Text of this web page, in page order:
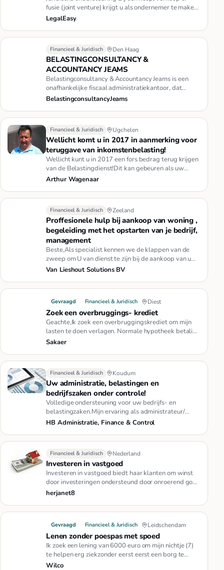
fusie (joint venture) krijgt u als ondernemer te maken
met uitdagingen…
LegalEasy
Financieel & Juridisch Den Haag
BELASTINGCONSULTANCY &
ACCOUNTANCY JEAMS
Belastingconsultancy & Accountancy Jeams is een
onafhankelijke fiscaal administratiekantoor, dat
gelooft in een persoonl…
BelastingconsultancyJeams
Financieel & Juridisch Ugchelen
Wellicht komt u in 2017 in aanmerking voor
teruggave van inkomstenbelasting!
Wellicht kunt u in 2017 een fors bedrag terug krijgen
van de Belastingdienst!Dit kan gebeuren als uw
inkomen de afgelope…
Arthur Wagenaar
Financieel & Juridisch Zeeland
Proffesionele hulp bij aankoop van woning ,
begeleiding met het opstarten van je bedrijf,
management
Beste,Als specialist kennen we de klappen van de
zweep om U van dienst te zijn bij de aankoop van uw
woning of bedrijfsp…
Van Lieshout Solutions BV
Gevraagd Financieel & Juridisch Diest
Zoek een overbruggings- krediet
Geachte,Ik zoek een overbruggingskrediet om mijn
lasten te doen verlagen. Normale hypotheek betaling
plusminus 1100,- eu…
Sakaer
Financieel & Juridisch Koudum
Uw administratie, belastingen en
bedrijfszaken onder controle!
Volledige ondersteuning voor uw bedrijfs- en
belastingzaken.Mijn ervaring als administrateur/
controller bij een middelg…
HB Administratie, Finance & Control
Financieel & Juridisch Nederland
Investeren in vastgoed
Investeren in vastgoed biedt haar klanten om winst
door investeringen ondersteund door onroerend goed
te genereren. En m…
herjanet8
Gevraagd Financieel & Juridisch Leidschendam
Lenen zonder poespas met spoed
Ik zoek een lening van 6000 euro om mijn nichtje (7)
te helpen erg ziekzonder eerst eerst een borg te
betalen. gewoon le…
Wilco